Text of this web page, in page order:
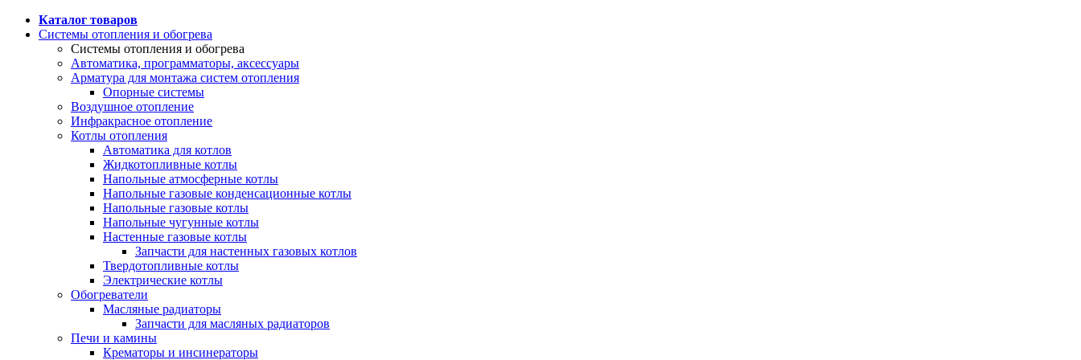
Каталог товаров
Системы отопления и обогрева
Системы отопления и обогрева
Автоматика, программаторы, аксессуары
Арматура для монтажа систем отопления
Опорные системы
Воздушное отопление
Инфракрасное отопление
Котлы отопления
Автоматика для котлов
Жидкотопливные котлы
Напольные атмосферные котлы
Напольные газовые конденсационные котлы
Напольные газовые котлы
Напольные чугунные котлы
Настенные газовые котлы
Запчасти для настенных газовых котлов
Твердотопливные котлы
Электрические котлы
Обогреватели
Масляные радиаторы
Запчасти для масляных радиаторов
Печи и камины
Крематоры и инсинераторы